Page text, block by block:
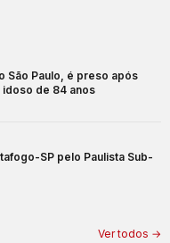
São Paulo, é preso após
de 84 anos
SP pelo Paulista Sub-
Ver todos →